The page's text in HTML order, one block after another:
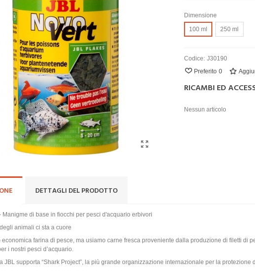
Dimensione
100 ml
250 ml
Codice: J30190
Preferito 0
RICAMBI ED
Nessun articolo
DETTAGLI DEL PRODOTTO
Manigme di base in fiocchi per pesci d'acquario erbivori
animali ci sta a cuore
economica farina di pesce, ma usiamo carne fresca proveniente dalla produzione di filetti di
i nostri pesci d’acquario.
JBL supporta “Shark Project”, la più grande organizzazione internazionale per la protezione